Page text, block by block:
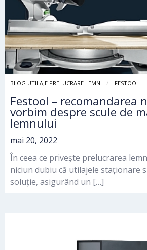
BLOG UTILAJE PRELUCRARE LEMN FESTOOL
Festool – recomandarea
vorbim despre scule de
lemnului
mai 20, 2022
În ceea ce privește prelucrarea
niciun dubiu că utilajele staționare
soluție, asigurând un […]